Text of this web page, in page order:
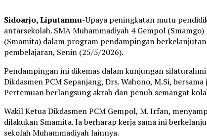
Sidoarjo, Liputanmu-Upaya peningkatan mutu
antarsekolah. SMA Muhammadiyah 4 Gempol
(Smamita) dalam program pendampingan
pembelajaran, Senin (25/5/2026).
Pendampingan ini dikemas dalam kunjungan
Dikdasmen PCM Sepanjang, Drs. Wahono, M.Si,
Pertemuan berlangsung akrab dan penuh semangat
Wakil Ketua Dikdasmen PCM Gempol, M. Irfan,
dilakukan Smamita. Ia berharap kerja sama ini
sekolah Muhammadiyah lainnya.